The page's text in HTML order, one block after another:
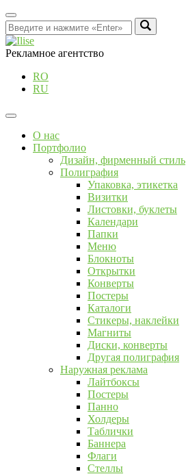
Рекламное агентство
RO
RU
О нас
Портфолио
Дизайн, фирменный стиль
Полиграфия
Упаковка, этикетка
Визитки
Листовки, буклеты
Календари
Папки
Меню
Блокноты
Открытки
Конверты
Постеры
Каталоги
Стикеры, наклейки
Магниты
Диски, конверты
Другая полиграфия
Наружная реклама
Лайтбоксы
Постеры
Панно
Холдеры
Таблички
Баннера
Флаги
Стеллы